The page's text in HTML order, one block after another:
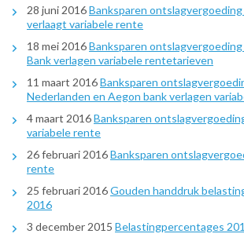
28 juni 2016Banksparen
verlaagt variabele rente
18 mei 2016Banksparen
Bank verlagen variabele rentetarieven
11 maart 2016Banksparen
Nederlanden en Aegon bank verlagen
4 maart 2016Banksparen
variabele rente
26 februari 2016Banksparen
rente
25 februari 2016Gouden handdruk
2016
3 december 2015 Belastingpercentages